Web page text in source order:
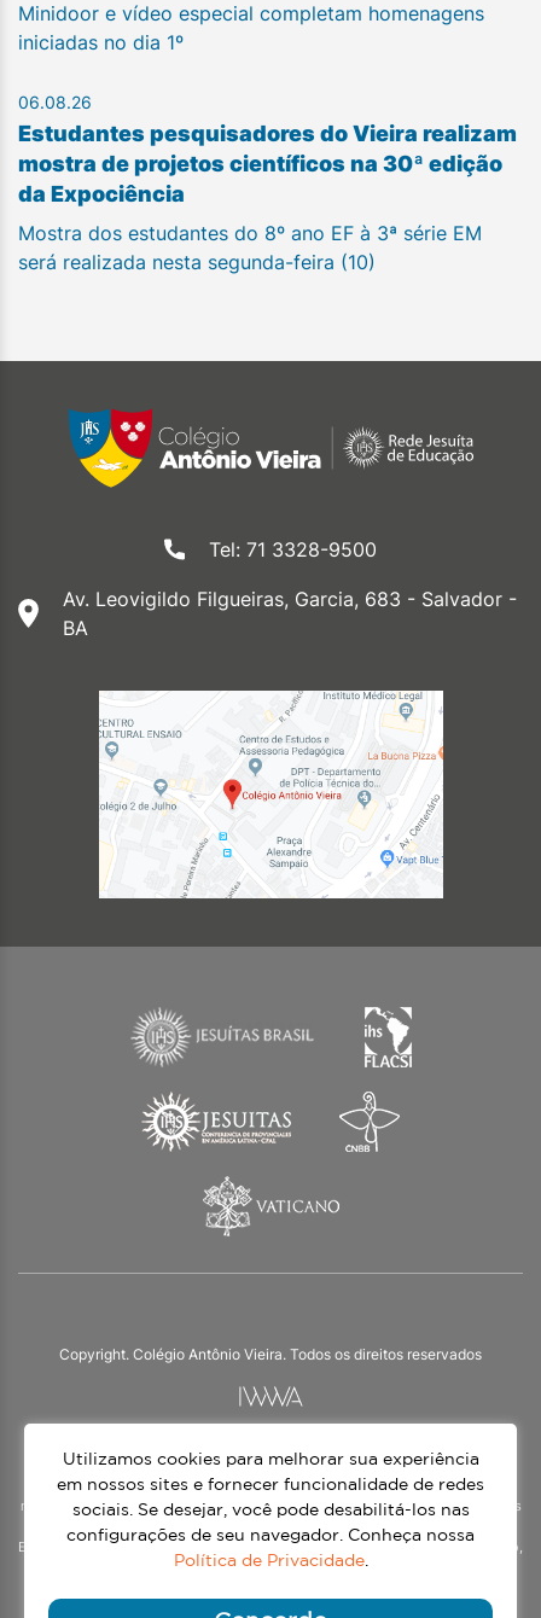
Minidoor e vídeo especial completam homenagens
iniciadas no dia 1º
06.08.26
Estudantes pesquisadores do Vieira realizam
mostra de projetos científicos na 30ª edição
da Expociência
Mostra dos estudantes do 8º ano EF à 3ª série EM
será realizada nesta segunda-feira (10)
Tel: 71 3328-9500
Av. Leovigildo Filgueiras, Garcia, 683 - Salvador -
BA
Copyright. Colégio Antônio Vieira. Todos os direitos reservados
O Colégio Antônio Vieira integra a Rede Jesuíta de Educação, tendo as suas
práticas impulsionadas pelos valores da espiritualidade inaciana – marca da
nossa identidade e das aproximadamente 1500 unidades de ensino, espalhadas
em mais de 60 países. Atendemos a alunos da Educação Infantil à 3ª série do
Ensino Médio, nos turnos matutino e vespertino, além do Ensino Médio Noturno,
voltado para Jovens.
Continue lendo
Utilizamos cookies para melhorar sua experiência
em nossos sites e fornecer funcionalidade de redes
sociais. Se desejar, você pode desabilitá-los nas
configurações de seu navegador. Conheça nossa
Política de Privacidade.